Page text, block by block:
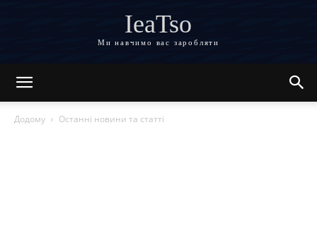
IeaTso
Ми навчимо вас заробляти
Додому Останні новини та статті